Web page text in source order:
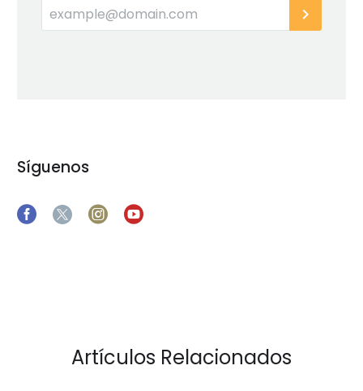
Síguenos
Artículos Relacionados